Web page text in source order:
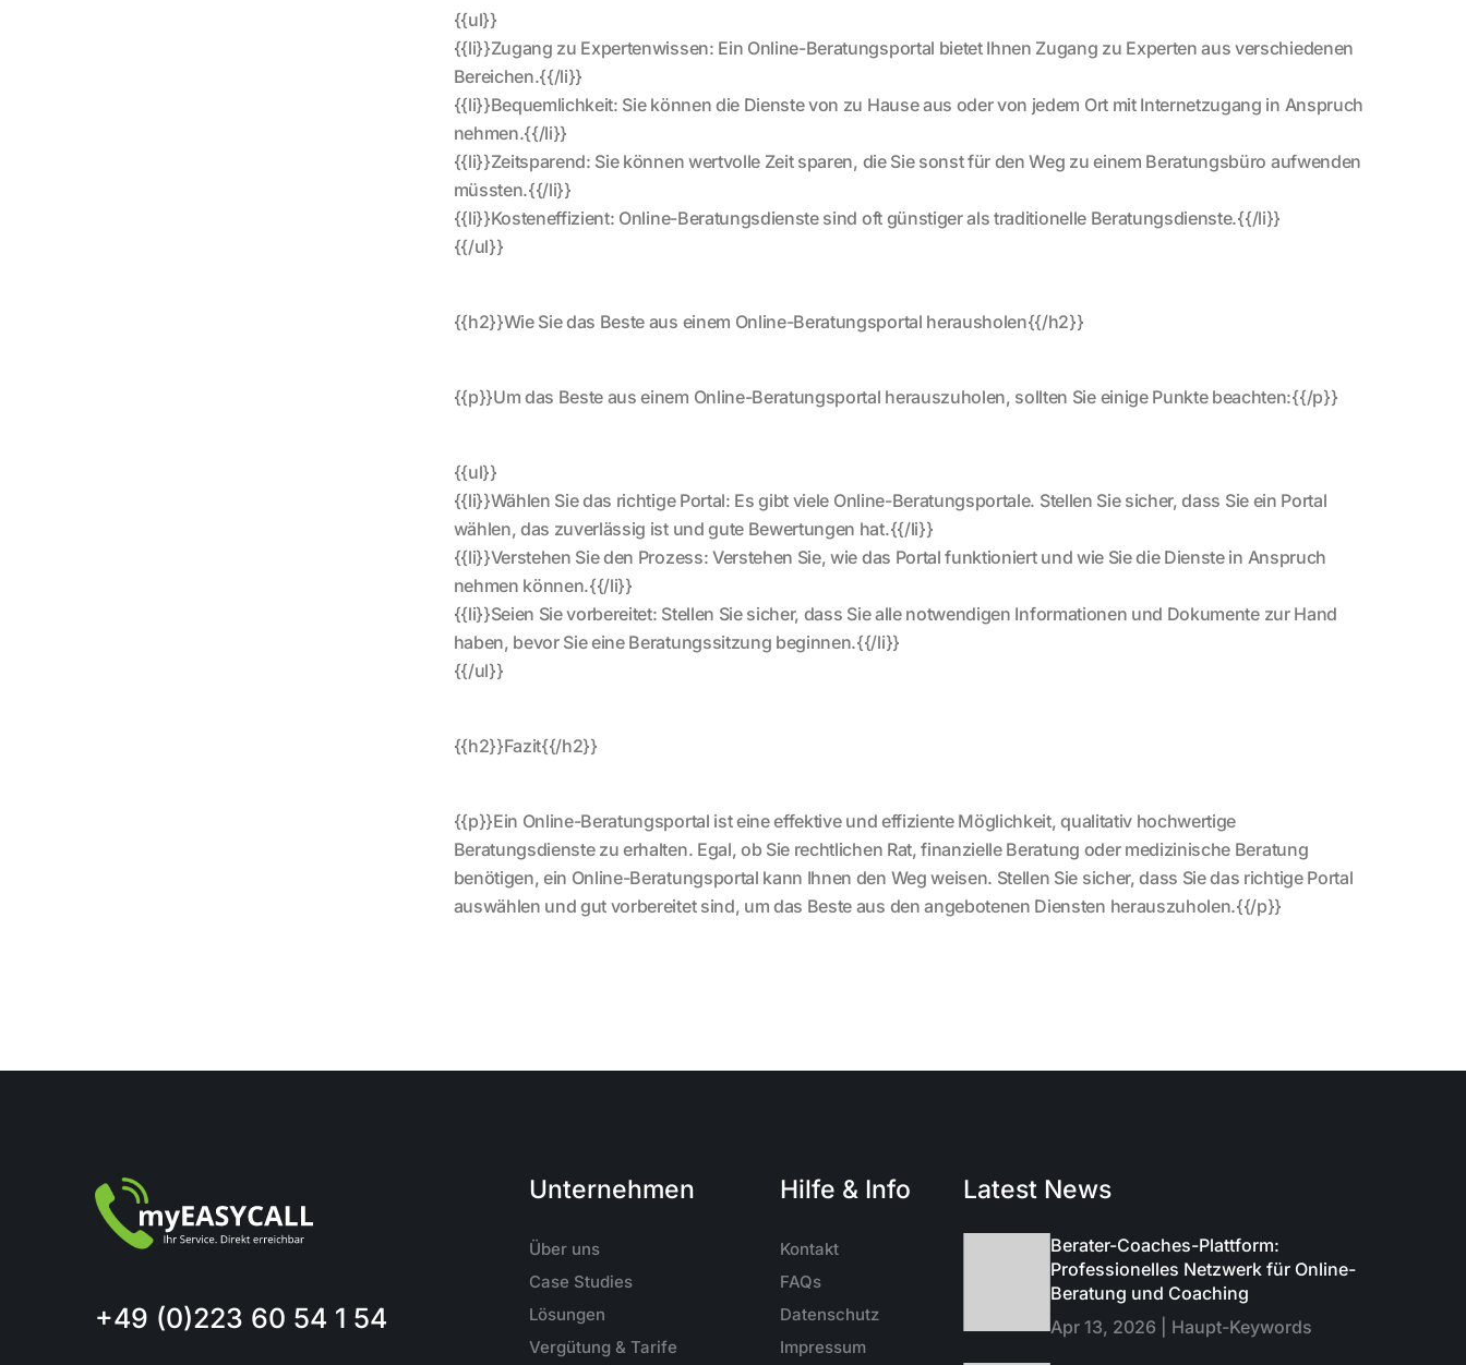
{{ul}}
{{li}}Zugang zu Expertenwissen: Ein Online-Beratungsportal bietet Ihnen Zugang zu Experten aus verschiedenen
Bereichen.{{/li}}
{{li}}Bequemlichkeit: Sie können die Dienste von zu Hause aus oder von jedem Ort mit Internetzugang in Anspruch
nehmen.{{/li}}
{{li}}Zeitsparend: Sie können wertvolle Zeit sparen, die Sie sonst für den Weg zu einem Beratungsbüro aufwenden
müssten.{{/li}}
{{li}}Kosteneffizient: Online-Beratungsdienste sind oft günstiger als traditionelle Beratungsdienste.{{/li}}
{{/ul}}
{{h2}}Wie Sie das Beste aus einem Online-Beratungsportal herausholen{{/h2}}
{{p}}Um das Beste aus einem Online-Beratungsportal herauszuholen, sollten Sie einige Punkte beachten:{{/p}}
{{ul}}
{{li}}Wählen Sie das richtige Portal: Es gibt viele Online-Beratungsportale. Stellen Sie sicher, dass Sie ein Portal
wählen, das zuverlässig ist und gute Bewertungen hat.{{/li}}
{{li}}Verstehen Sie den Prozess: Verstehen Sie, wie das Portal funktioniert und wie Sie die Dienste in Anspruch
nehmen können.{{/li}}
{{li}}Seien Sie vorbereitet: Stellen Sie sicher, dass Sie alle notwendigen Informationen und Dokumente zur Hand
haben, bevor Sie eine Beratungssitzung beginnen.{{/li}}
{{/ul}}
{{h2}}Fazit{{/h2}}
{{p}}Ein Online-Beratungsportal ist eine effektive und effiziente Möglichkeit, qualitativ hochwertige
Beratungsdienste zu erhalten. Egal, ob Sie rechtlichen Rat, finanzielle Beratung oder medizinische Beratung
benötigen, ein Online-Beratungsportal kann Ihnen den Weg weisen. Stellen Sie sicher, dass Sie das richtige Portal
auswählen und gut vorbereitet sind, um das Beste aus den angebotenen Diensten herauszuholen.{{/p}}
+49 (0)223 60 54 1 54
Unternehmen
Über uns
Case Studies
Lösungen
Vergütung & Tarife
Hilfe & Info
Kontakt
FAQs
Datenschutz
Impressum
Latest News
Berater-Coaches-Plattform:
Professionelles Netzwerk für Online-
Beratung und Coaching
Apr 13, 2026 | Haupt-Keywords